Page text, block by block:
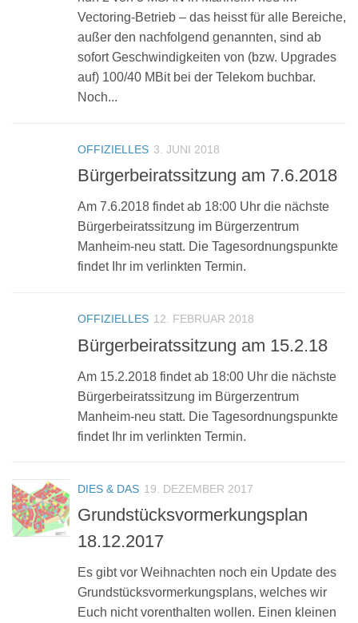
Vectoring-Betrieb – das heisst für alle Bereiche,
außer den nachfolgend genannten, sind ab
sofort Geschwindigkeiten von (bzw. Upgrades
auf) 100/40 MBit bei der Telekom buchbar.
Noch...
OFFIZIELLES 3. JUNI 2018
Bürgerbeiratssitzung am 7.6.2018
Am 7.6.2018 findet ab 18:00 Uhr die nächste
Bürgerbeiratssitzung im Bürgerzentrum
Manheim-neu statt. Die Tagesordnungspunkte
findet Ihr im verlinkten Termin.
OFFIZIELLES 12. FEBRUAR 2018
Bürgerbeiratssitzung am 15.2.18
Am 15.2.2018 findet ab 18:00 Uhr die nächste
Bürgerbeiratssitzung im Bürgerzentrum
Manheim-neu statt. Die Tagesordnungspunkte
findet Ihr im verlinkten Termin.
DIES & DAS 19. DEZEMBER 2017
Grundstücksvormerkungsplan
18.12.2017
Es gibt vor Weihnachten noch ein Update des
Grundstücksvormerkungsplans, welches wir
Euch nicht vorenthalten wollen. Einen kleinen